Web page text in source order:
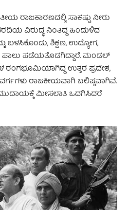
ರಾಜಕಾರಣದಲ್ಲಿ ಸಾಕಷ್ಟು ನೀರು
ವಿರುದ್ಧ ನಿಂತಿದ್ದ ಹಿಂದುಳಿದ
ಬಳಸಿಕೊಂಡು, ಶಿಕ್ಷಣ, ಉದ್ಯೋಗ,
ಪಡೆಯತೊಡಗಿದ್ದಾರೆ. ಮಂಡಲ್
ಉತ್ತರ ಪ್ರದೇಶ,
ರಾಜಕೀಯವಾಗಿ ಬಲಿಷ್ಠವಾಗಿವೆ.
ಮೀಸಲಾತಿ ಒದಗಿಸಿದರೆ